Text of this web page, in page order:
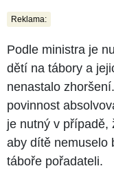
Reklama:
Podle ministra je
dětí na tábory a
nenastalo
povinnost
je nutný v případě,
aby dítě nemuselo
táboře pořadateli.